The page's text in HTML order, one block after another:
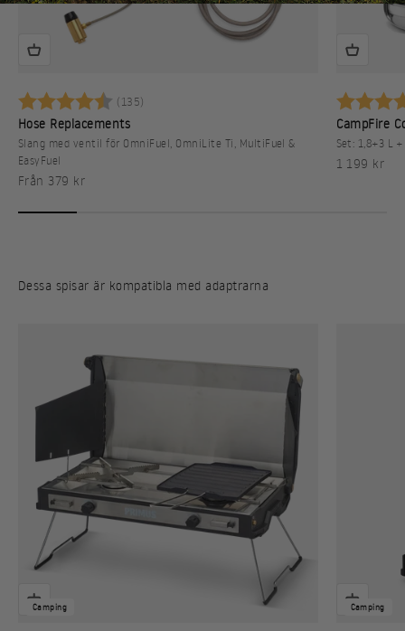
Betyg: (135)
Hose Replacements
Slang med ventil för OmniFuel, OmniLite Ti, MultiFuel &
EasyFuel
REA-pris
Från 379 kr
Betyg:
CampFire
Set: 1,8+3 L
REA-pris
1 199 kr
Dessa spisar är kompatibla med adaptrarna
Camping Camping